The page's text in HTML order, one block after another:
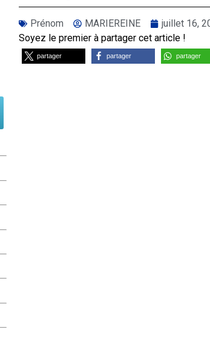
Prénom MARIEREINE
juillet 16,
Soyez le premier à partager cet article !
partager partager partager